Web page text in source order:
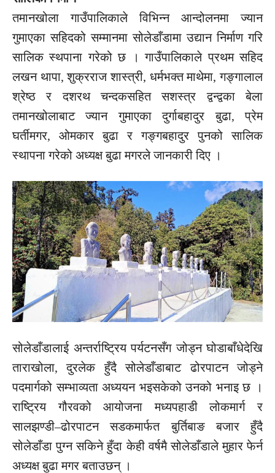
तमानखोला गाउँपालिकाले विभिन्न आन्दोलनमा ज्यान
गुमाएका सहिदको सम्मानमा सोलेडाँडामा उद्यान निर्माण गरि
सालिक स्थपाना गरेको छ । गाउँपालिकाले प्रथम सहिद
लखन थापा, शुक्रराज शास्त्री, धर्मभक्त माथेमा, गङ्गालाल
श्रेष्ठ र दशरथ चन्दकसहित सशस्त्र द्वन्द्वका बेला
तमानखोलाबाट ज्यान गुमाएका दुर्गाबहादुर बुढा, प्रेम
घर्तीमगर, ओमकार बुढा र गङ्गबहादुर पुनको सालिक
स्थापना गरेको अध्यक्ष बुढा मगरले जानकारी दिए ।
सोलेडाँडालाई अन्तर्राष्ट्रिय पर्यटनसँग जोड्न घोडाबाँधेदेखि
ताराखोला, दुरलेक हुँदै सोलेडाँडाबाट ढोरपाटन जोड्ने
पदमार्गको सम्भाव्यता अध्ययन भइसकेको उनको भनाइ छ ।
राष्ट्रिय गौरवको आयोजना मध्यपहाडी लोकमार्ग र
सालझण्डी–ढोरपाटन सडकमार्फत बुर्तिबाङ बजार हुँदै
सोलेडाँडा पुग्न सकिने हुँदा केही वर्षमै सोलेडाँडाले मुहार फेर्न
अध्यक्ष बुढा मगर बताउछन् ।